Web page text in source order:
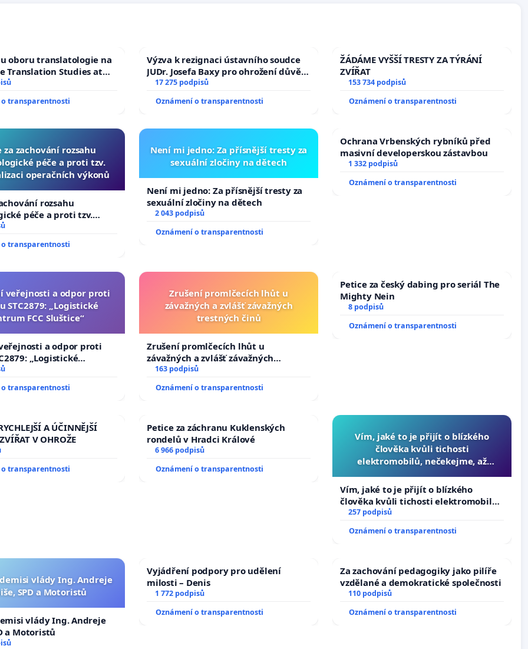
oboru translatologie na
Translation Studies at
of Arts, Charles
o transparentnosti
Výzva k rezignaci ústavního soudce
JUDr. Josefa Baxy pro ohrožení důvěry
ve spravedlivý proces
17 275 podpisů
Oznámení o transparentnosti
ŽÁDÁME VYŠŠÍ TRESTY ZA TÝRÁNÍ
ZVÍŘAT
153 734 podpisů
Oznámení o transparentnosti
za zachování rozsahu
péče a proti tzv.
operačních výkonů
rozsahu
péče a proti tzv.
operačních výkonů
o transparentnosti
Není mi jedno: Za přísnější tresty za
sexuální zločiny na dětech
Není mi jedno: Za přísnější tresty za
sexuální zločiny na dětech
2 043 podpisů
Oznámení o transparentnosti
Ochrana Vrbenských rybníků před
masivní developerskou zástavbou
1 332 podpisů
Oznámení o transparentnosti
veřejnosti a odpor proti
STC2879: „Logistické
FCC Sluštice“
a odpor proti
„Logistické
Sluštice“
o transparentnosti
Zrušení promlčecích lhůt u
závažných a zvlášť závažných
trestných činů
Zrušení promlčecích lhůt u
závažných a zvlášť závažných
trestných činů
163 podpisů
Oznámení o transparentnosti
Petice za český dabing pro seriál The
Mighty Nein
8 podpisů
Oznámení o transparentnosti
A ÚČINNĚJŠÍ
V OHROŽE
o transparentnosti
Petice za záchranu Kuklenských
rondelů v Hradci Králové
6 966 podpisů
Oznámení o transparentnosti
Vím, jaké to je přijít o blízkého
člověka kvůli tichosti
elektromobilů, nečekejme, až
auta!
Vím, jaké to je přijít o blízkého
člověka kvůli tichosti elektromobilů,
nečekejme, až přibydou další,
zaveďme slyšitelná auta!
257 podpisů
Oznámení o transparentnosti
vlády Ing. Andreje
SPD a Motoristů
vlády Ing. Andreje
a Motoristů
Vyjádření podpory pro udělení
milosti – Denis
1 772 podpisů
Oznámení o transparentnosti
Za zachování pedagogiky jako pilíře
vzdělané a demokratické společnosti
110 podpisů
Oznámení o transparentnosti